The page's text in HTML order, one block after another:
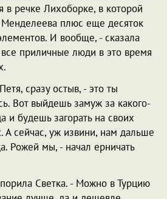
в речке Лихоборке, в которой
Менделеева плюс еще десяток
И вообще, - сказала
приличные люди в это время
сразу остыв, - это ты
Вот выйдешь замуж за какого-
и будешь загорать на своих
А сейчас, уж извини, нам дальше
Рожей мы, - начал ерничать
Светка. - Можно в Турцию